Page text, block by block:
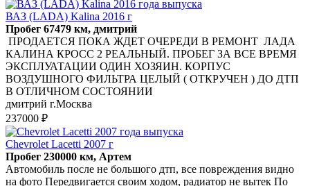
ВАЗ (LADA) Kalina 2016 г
Пробег 67479 км, дмитрий
ПРОДАЕТСЯ ПОКА ЖДЕТ ОЧЕРЕДИ В РЕМОНТ ЛАДА
КАЛИНА КРОСС 2 РЕАЛЬНЫЙ. ПРОБЕГ ЗА ВСЕ ВРЕМЯ
ЭКСПЛУАТАЦИИ ОДИН ХОЗЯИН. КОРПУС
ВОЗДУШНОГО ФИЛЬТРА ЦЕЛЫЙ ( ОТКРУЧЕН ) ДО ДТП
В ОТЛИЧНОМ СОСТОЯНИИ
дмитрий г.Москва
237000 ₽
Chevrolet Lacetti 2007 г
Пробег 230000 км, Артем
Автомобиль после не большого дтп, все повреждения видно
на фото Передвигается своим ходом, радиатор не вытек По